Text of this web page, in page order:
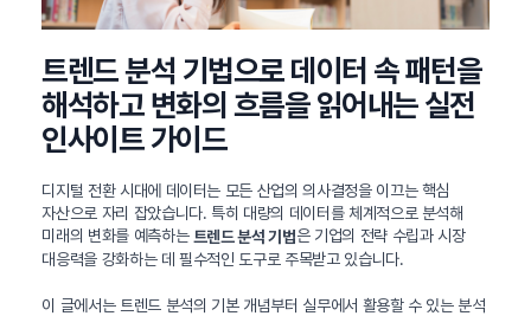
트렌드 분석 기법으로 데이터 속 패턴을
해석하고 변화의 흐름을 읽어내는 실전
인사이트 가이드
디지털 전환 시대에 데이터는 모든 산업의 의사결정을 이끄는 핵심
자산으로 자리 잡았습니다. 특히 대량의 데이터를 체계적으로 분석해
미래의 변화를 예측하는트렌드 분석 기법은 기업의 전략 수립과 시장
대응력을 강화하는 데 필수적인 도구로 주목받고 있습니다.
이 글에서는 트렌드 분석의 기본 개념부터 실무에서 활용할 수 있는 분석